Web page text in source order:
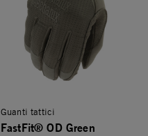
Guanti tattici
FastFit® OD Green